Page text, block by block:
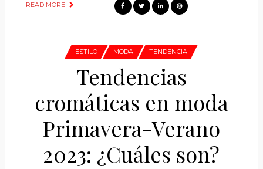
READ MORE
ESTILO MODA TENDENCIA
Tendencias
cromáticas en moda
Primavera-Verano
2023: ¿Cuáles son?